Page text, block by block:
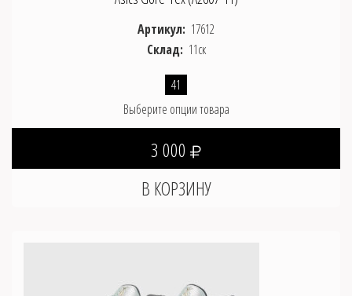
Артикул: 17612
Склад: 11ск
41
Выберите опции товара
3 000